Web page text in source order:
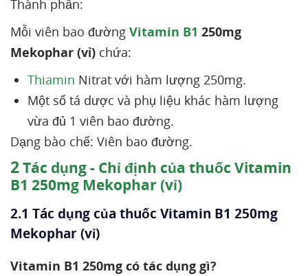
Thành phần:
Mỗi viên bao đường Vitamin B1 250mg
Mekophar (vỉ) chứa:
Thiamin Nitrat với hàm lượng 250mg.
Một số tá dược và phụ liệu khác hàm lượng
vừa đủ 1 viên bao đường.
Dạng bào chế: Viên bao đường.
2Tác dụng - Chỉ định của thuốc Vitamin
B1 250mg Mekophar (vỉ)
2.1 Tác dụng của thuốc Vitamin B1 250mg
Mekophar (vỉ)
Vitamin B1 250mg có tác dụng gì?